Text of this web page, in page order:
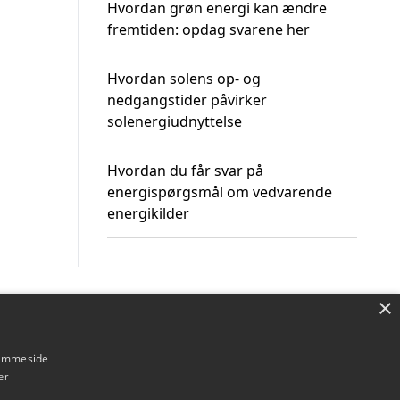
Hvordan grøn energi kan ændre
fremtiden: opdag svarene her
Hvordan solens op- og
nedgangstider påvirker
solenergiudnyttelse
Hvordan du får svar på
energispørgsmål om vedvarende
energikilder
×